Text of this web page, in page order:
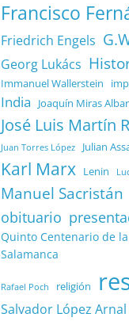
Francisco
Friedrich Engels
Georg Lukács
Immanuel Wallerstein
India Joaquín Miras
José Luis Martín
Juan Torres López Julian
Karl Marx Lenin
Manuel Sacristán
obituario
Quinto Centenario de
Salamanca
Rafael Poch religión
Salvador López Arnal